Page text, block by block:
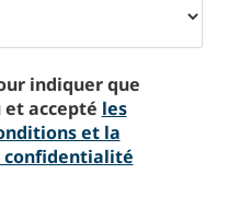
indiquer que
et accepté les
et la
confidentialité